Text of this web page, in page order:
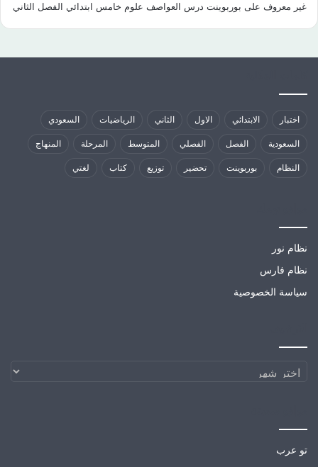
غير معروف على بوربوينت درس العواصف علوم خامس ابتدائي الفصل الثاني
اختبار الابتدائي الاول الثاني الرياضيات السعودي
السعودية الفصل الفصلي المتوسط المرحلة المنهاج
النظام بوربوينت تحضير توزيع كتاب لغتي
نظام نور
نظام فارس
سياسة الخصوصية
الارشيف
تو عرب